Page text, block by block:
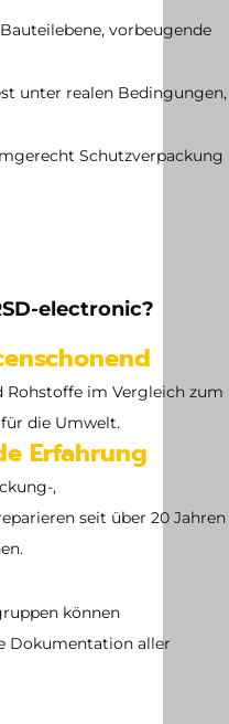
vorbeugende
unter realen Bedingungen,
Schutzverpackung
electronic?
Rohstoffe im Vergleich zum
die Umwelt.
Erfahrung
,
seit über 20 Jahren
können
Dokumentation aller